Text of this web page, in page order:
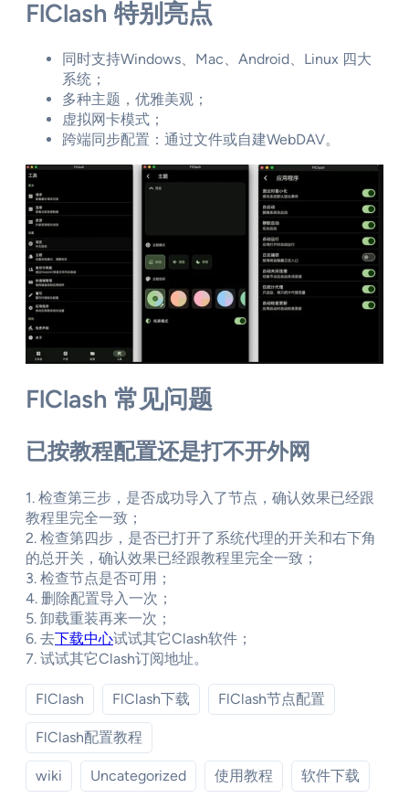
FlClash 特别亮点
同时支持Windows、Mac、Android、Linux 四大
系统；
多种主题，优雅美观；
虚拟网卡模式；
跨端同步配置：通过文件或自建WebDAV。
FlClash 常见问题
已按教程配置还是打不开外网
1. 检查第三步，是否成功导入了节点，确认效果已经跟
教程里完全一致；
2. 检查第四步，是否已打开了系统代理的开关和右下角
的总开关，确认效果已经跟教程里完全一致；
3. 检查节点是否可用；
4. 删除配置导入一次；
5. 卸载重装再来一次；
6. 去下载中心试试其它Clash软件；
7. 试试其它Clash订阅地址。
FlClash FlClash下载 FlClash节点配置
FlClash配置教程
wiki Uncategorized 使用教程 软件下载